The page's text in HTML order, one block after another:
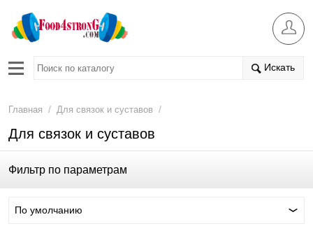
Искать
Главная / Для связок и суставов /
Для связок и суставов
Фильтр по параметрам
По умолчанию